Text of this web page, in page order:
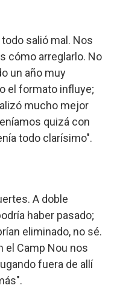
salió mal. Nos
cómo arreglarlo. No
un año muy
el formato influye;
mucho mejor
quizá con
todo clarísimo".
A doble
haber pasado;
eliminado, no sé.
el Camp Nou nos
fuera de allí